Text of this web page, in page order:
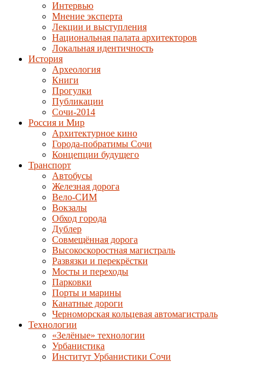
Интервью
Мнение эксперта
Лекции и выступления
Национальная палата архитекторов
Локальная идентичность
История
Археология
Книги
Прогулки
Публикации
Сочи-2014
Россия и Мир
Архитектурное кино
Города-побратимы Сочи
Концепции будущего
Транспорт
Автобусы
Железная дорога
Вело-СИМ
Вокзалы
Обход города
Дублер
Совмещённая дорога
Высокоскоростная магистраль
Развязки и перекрёстки
Мосты и переходы
Парковки
Порты и марины
Канатные дороги
Черноморская кольцевая автомагистраль
Технологии
«Зелёные» технологии
Урбанистика
Институт Урбанистики Сочи